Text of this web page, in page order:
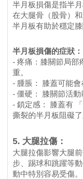
半月板損傷是指半
在大腿骨（股骨）
半月板有助於穩定
半月板損傷的症狀：
- 疼痛：膝關節局部
重。
- 腫脹： 膝蓋可能會
- 僵硬： 膝關節活動
- 鎖定感： 膝蓋有
撕裂的半月板阻礙
5. 大腿拉傷：
大腿拉傷影響大腿
步、踢球和跳躍等
動中特別容易受傷。